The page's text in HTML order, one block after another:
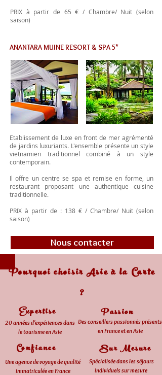
PRIX à partir de 65 € / Chambre/ Nuit (selon
saison)
ANANTARA MUINE RESORT & SPA 5*
Etablissement de luxe en front de mer agrémenté
de jardins luxuriants. L'ensemble présente un style
vietnamien traditionnel combiné à un style
contemporain.
Il offre un centre se spa et remise en forme, un
restaurant proposant une authentique cuisine
traditionnelle.
PRIX à partir de : 138 € / Chambre/ Nuit (selon
saison)
Nous contacter
Pourquoi choisir Asie à la Carte
?
Des conseillers passionnés présents
en France et en Asie
Passion
20 années d'expériences dans
le tourisme en Asie
Expertise
Confiance
Une agence de voyage de qualité
immatriculée en France
Sur Mesure
Spécialisée dans les séjours
individuels sur mesure